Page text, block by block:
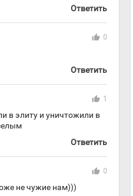
Ответить
thumb_up 0
Ответить
thumb_up 1
в элиту и уничтожили в
Ответить
thumb_up 0
не чужие нам)))